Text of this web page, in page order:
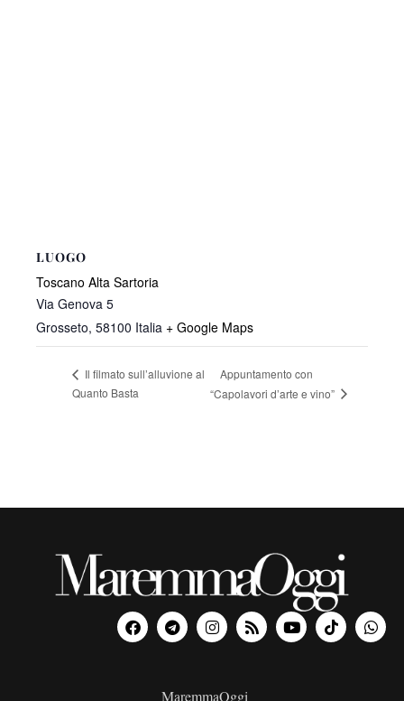
LUOGO
Toscano Alta Sartoria
Via Genova 5
Grosseto, 58100 Italia + Google Maps
Il filmato sull’alluvione al
Quanto Basta
Appuntamento con
“Capolavori d’arte e vino”
MaremmaOggi